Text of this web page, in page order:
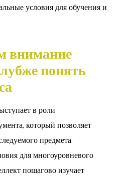
условия для обучения и
внимание
понять
в роли
который позволяет
предмета.
для многоуровневого
пошагово изучает